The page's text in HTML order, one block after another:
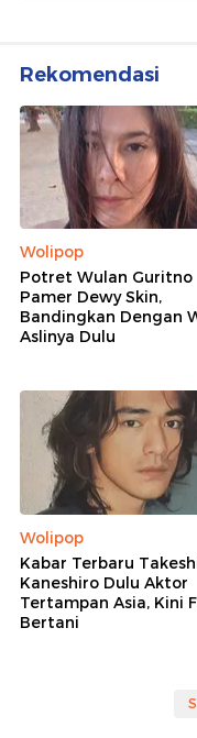
Rekomendasi
Wolipop
Potret Wulan Guritno
Pamer Dewy Skin,
Bandingkan Dengan
Aslinya Dulu
Wolipop
Kabar Terbaru
Kaneshiro Dulu Aktor
Tertampan Asia, Kini
Bertani